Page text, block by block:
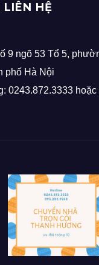
HỆ
9 ngõ 53 Tổ 5,
phố Hà Nội
0243.872.3333 hoặc